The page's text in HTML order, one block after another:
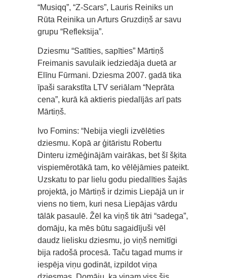
“Musiqq”, “Z-Scars”, Lauris Reiniks un
Rūta Reinika un Arturs Gruzdiņš ar savu
grupu “Refleksija”.
Dziesmu “Satīties, sapīties” Mārtiņš
Freimanis savulaik iedziedāja duetā ar
Elīnu Fūrmani. Dziesma 2007. gadā tika
īpaši sarakstīta LTV seriālam “Neprāta
cena”, kurā kā aktieris piedalījās arī pats
Mārtiņš.
Ivo Fomins: “Nebija viegli izvēlēties
dziesmu. Kopā ar ģitāristu Robertu
Dinteru izmēģinājām vairākas, bet šī šķita
vispiemērotākā tam, ko vēlējāmies pateikt.
Uzskatu to par lielu godu piedalīties šajās
projektā, jo Mārtiņš ir dzimis Liepājā un ir
viens no tiem, kuri nesa Liepājas vārdu
tālāk pasaulē. Žēl ka viņš tik ātri “sadega”,
domāju, ka mēs būtu sagaidījuši vēl
daudz lielisku dziesmu, jo viņš nemitīgi
bija radošā procesā. Taču tagad mums ir
iespēja viņu godināt, izpildot viņa